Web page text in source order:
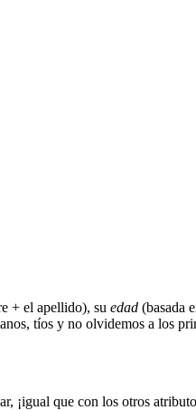
+ el apellido), su edad (basada
tíos y no olvidemos a los
¡igual que con los otros